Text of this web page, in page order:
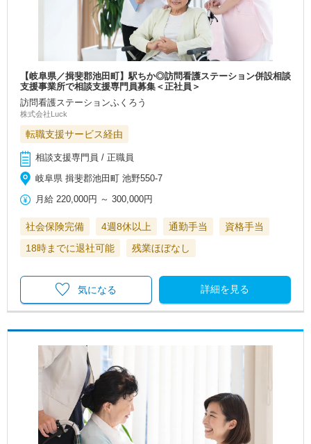
【岐阜県／揖斐郡池田町】駅ちか◎訪問看護ステーション併設相談
支援事業所で相談支援専門員募集＜正社員＞
訪問看護ステーションふくろう
株式会社Luck
転職支援サービス経由
相談支援専門員 / 正職員
岐阜県 揖斐郡池田町 池野550-7
月給 220,000円 ～300,000円
社会保険完備 4週8休以上 通勤手当
資格手当
18時までに退社可能
残業ほぼなし
詳細を見る
気になる